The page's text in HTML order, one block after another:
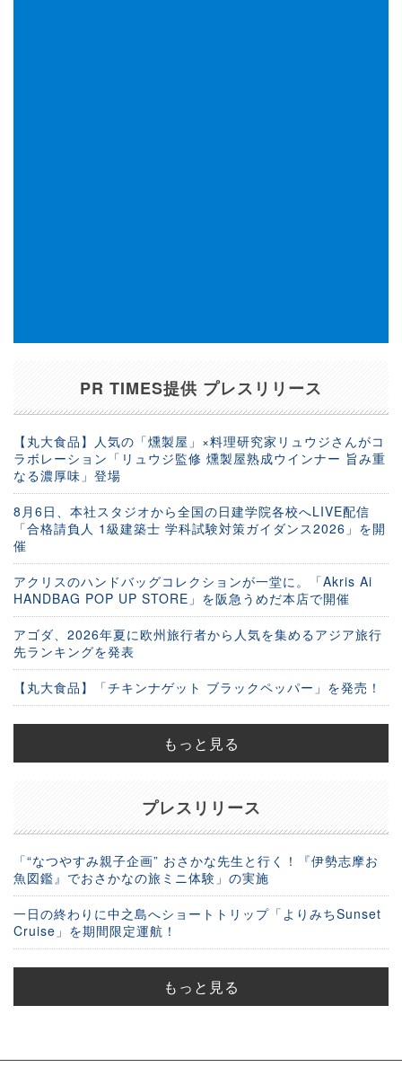
PR TIMES提供 プレスリリース
【丸大食品】人気の「燻製屋」×料理研究家リュウジさんがコ
ラボレーション「リュウジ監修 燻製屋熟成ウインナー 旨み重
なる濃厚味」登場
8月6日、本社スタジオから全国の日建学院各校へLIVE配信
「合格請負人 1級建築士 学科試験対策ガイダンス2026」を開
催
アクリスのハンドバッグコレクションが一堂に。「Akris Ai
HANDBAG POP UP STORE」を阪急うめだ本店で開催
アゴダ、2026年夏に欧州旅行者から人気を集めるアジア旅行
先ランキングを発表
【丸大食品】「チキンナゲット ブラックペッパー」を発売！
もっと見る
プレスリリース
「“なつやすみ親子企画” おさかな先生と行く！『伊勢志摩お
魚図鑑』でおさかなの旅ミニ体験」の実施
一日の終わりに中之島へショートトリップ「よりみちSunset
Cruise」を期間限定運航！
もっと見る